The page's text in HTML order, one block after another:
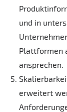
und in
Plattformen
ansprechen.
erweitert